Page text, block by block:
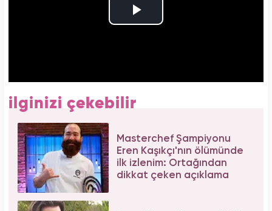
ilginizi çekebilir
Masterchef Şampiyonu
Eren Kaşıkçı'nın ölümünde
ilk izlenim: Ortağından
dikkat çeken açıklama